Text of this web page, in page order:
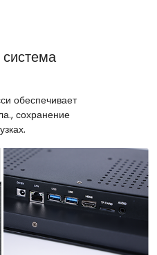
обеспечивает
сохранение